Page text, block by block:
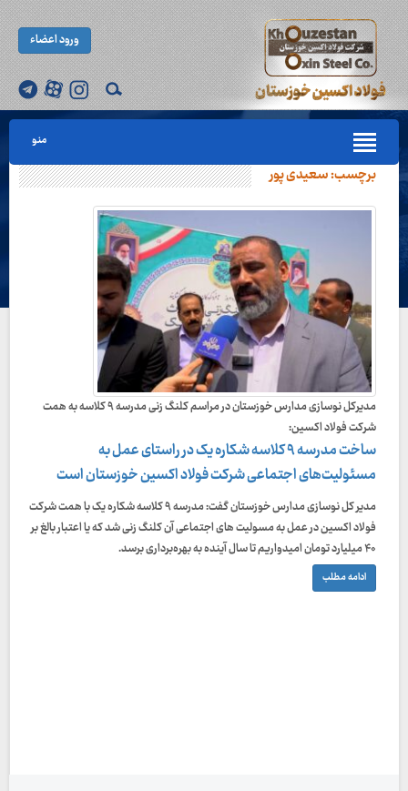
ورود اعضاء
منو
برچسب:سعیدی پور
مدیرکل نوسازی مدارس خوزستان در مراسم کلنگ زنی مدرسه ۹ کلاسه به همت
شرکت فولاد اکسین:
ساخت مدرسه ۹ کلاسه شکاره یک در راستای عمل به
مسئولیت‌های اجتماعی شرکت فولاد اکسین خوزستان است
مدیر کل نوسازی مدارس خوزستان گفت: مدرسه ۹ کلاسه شکاره یک با همت شرکت
فولاد اکسین در عمل به مسولیت های اجتماعی آن کلنگ زنی شد که یا اعتبار بالغ بر
۴۰ میلیارد تومان امیدواریم تا سال آینده به بهره‌برداری برسد.
ادامه مطلب